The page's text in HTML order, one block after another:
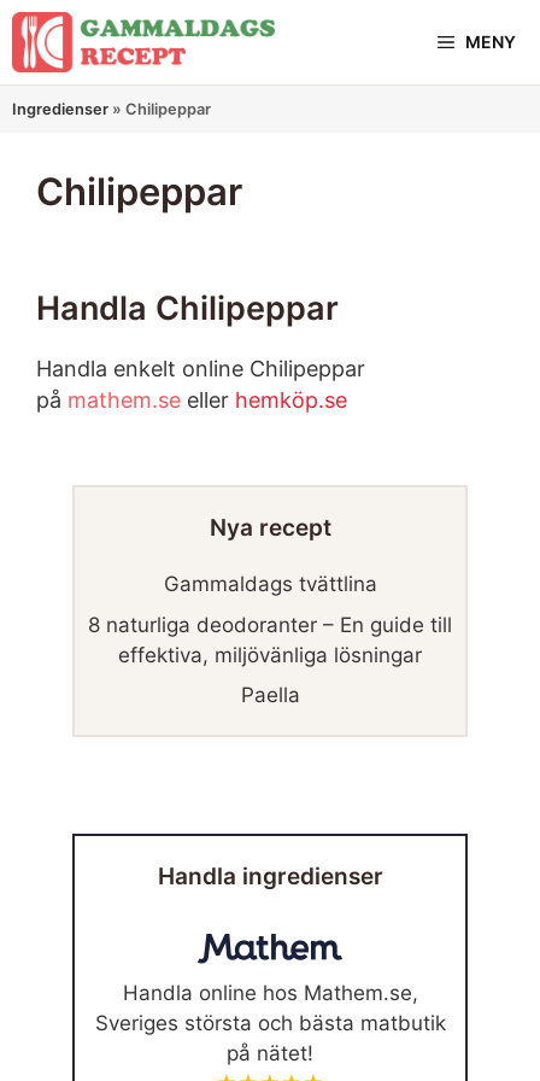
Hoppa
innehåll
MENY
Ingredienser » Chilipeppar
Chilipeppar
Handla Chilipeppar
Handla enkelt online Chilipeppar
på mathem.se eller hemköp.se
Nya recept
Gammaldags tvättlina
8 naturliga deodoranter – En guide till
effektiva, miljövänliga lösningar
Paella
Handla ingredienser
Handla online hos Mathem.se,
Sveriges största och bästa matbutik
på nätet!